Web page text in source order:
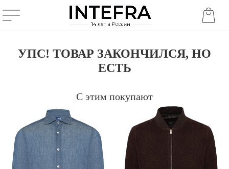
УПС! ТОВАР ЗАКОНЧИЛСЯ, НО
ЕСТЬ
С этим покупают